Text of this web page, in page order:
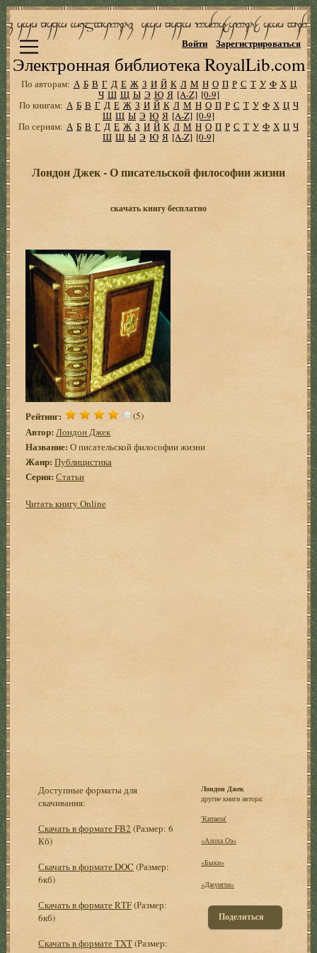
Электронная библиотека RoyalLib.com
Войти Зарегистрироваться
По авторам: А Б В Г Д Е Ж З И Й К Л М Н О П Р С Т У Ф Х Ц
Ч Ш Щ Ы Э Ю Я [A-Z] [0-9]
По книгам: А Б В Г Д Е Ж З И Й К Л М Н О П Р С Т У Ф Х Ц Ч
Ш Щ Ы Э Ю Я [A-Z] [0-9]
По сериям: А Б В Г Д Е Ж З И Й К Л М Н О П Р С Т У Ф Х Ц Ч
Ш Щ Ы Э Ю Я [A-Z] [0-9]
Лондон Джек - О писательской философии жизни
скачать книгу бесплатно
Рейтинг: (5)
Автор: Лондон Джек
Название: О писательской философии жизни
Жанр: Публицистика
Серия: Статьи
Читать книгу Online
Доступные форматы для
скачивания:
Скачать в формате FB2 (Размер: 6
Кб)
Скачать в формате DOC (Размер:
6кб)
Скачать в формате RTF(Размер:
6кб)
Скачать в формате TXT(Размер:
Лондон Джек
другие книги автора:
'Китаеза'
«Алоха Оэ»
«Быки»
«Джунгли»
Поделиться